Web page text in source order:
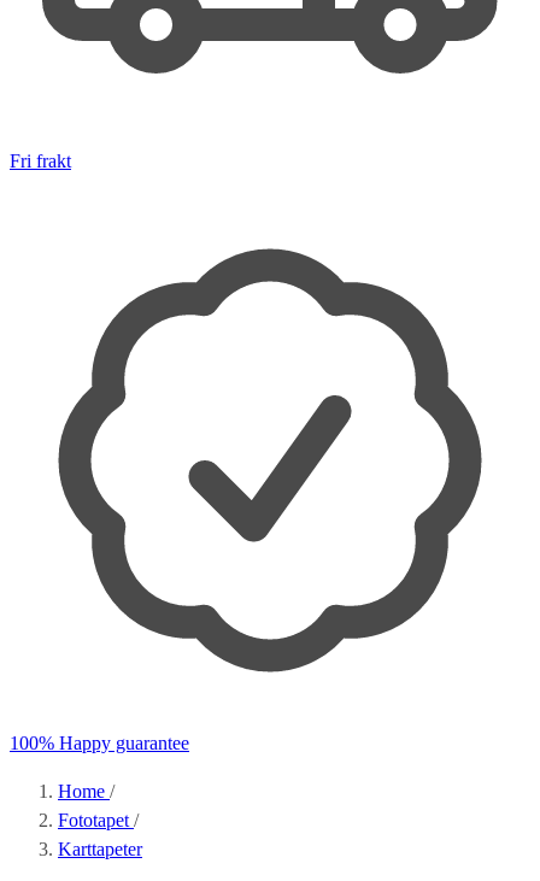
Fri frakt
100% Happy guarantee
Home /
Fototapet /
Karttapeter